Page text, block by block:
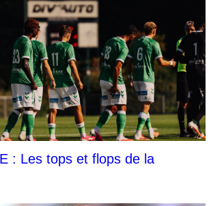
: Les tops et flops de la